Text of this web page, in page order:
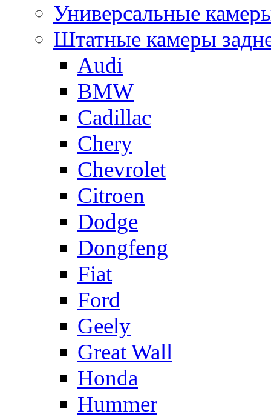
Универсальные
Штатные камеры
Audi
BMW
Cadillac
Chery
Chevrolet
Citroen
Dodge
Dongfeng
Fiat
Ford
Geely
Great Wall
Honda
Hummer